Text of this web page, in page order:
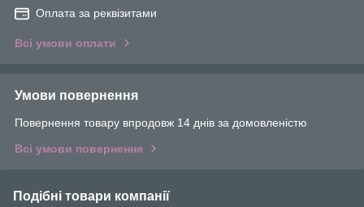
Оплата за реквізитами
Всі умови оплати
Умови повернення
Повернення товару впродовж 14 днів за домовленістю
Всі умови повернення
Подібні товари компанії